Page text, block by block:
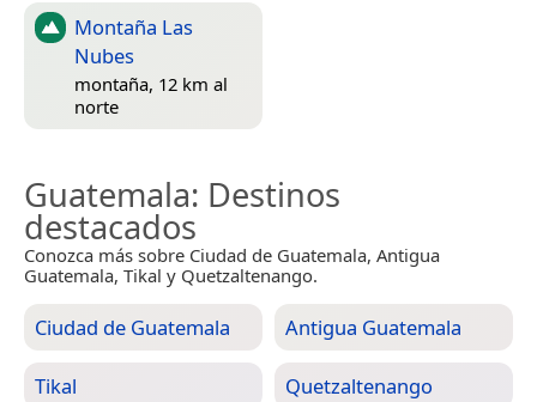
Montaña Las
Nubes
montaña, 12 km al
norte
Guatemala: Destinos
destacados
Conozca más sobre Ciudad de Guatemala, Antigua
Guatemala, Tikal y Quetzaltenango.
Ciudad de Guatemala Antigua Guatemala
Tikal Quetzaltenango